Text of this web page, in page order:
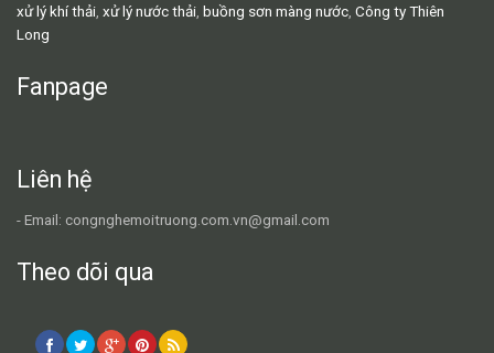
xử lý khí thải xử lý nước thải buồng sơn màng nước Công ty Thiên
Long
Fanpage
Liên hệ
- Email: congnghemoitruong.com.vn@gmail.com
Theo dõi qua